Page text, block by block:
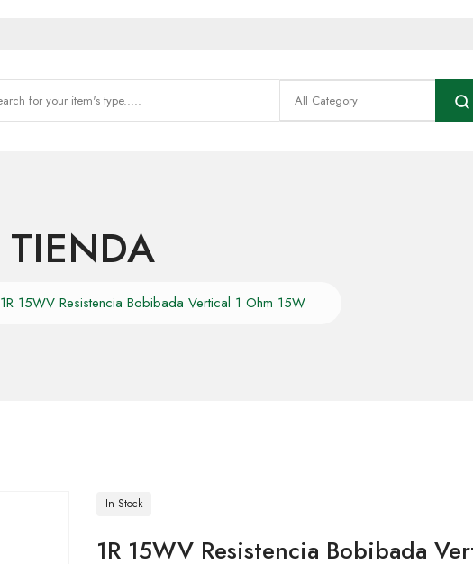
TIENDA
1R 15WV Resistencia Bobibada Vertical 1 Ohm 15W
In Stock
1R 15WV Resistencia Bobibada